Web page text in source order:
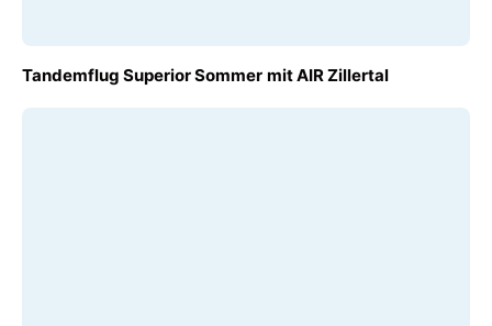
€ 320,00
Tandemflug Superior Sommer mit AIR Zillertal